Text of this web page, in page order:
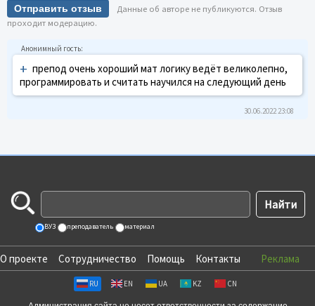
Отправить отзыв
Данные об авторе не публикуются. Отзыв
проходит модерацию.
+ препод очень хороший мат логику ведёт великолепно,
программировать и считать научился на следующий день
30.06.2022 23:08
ВУЗ преподаватель материал
О проекте Сотрудничество Помощь Контакты Реклама
RU EN UA KZ CN